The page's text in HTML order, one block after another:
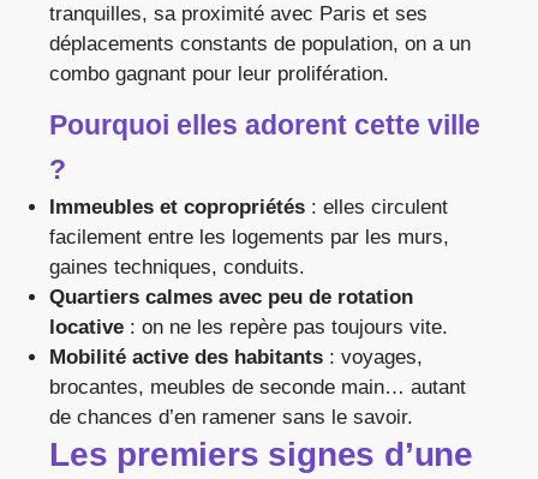
tranquilles, sa proximité avec Paris et ses
déplacements constants de population, on a un
combo gagnant pour leur prolifération.
Pourquoi elles adorent cette ville
?
Immeubles et copropriétés : elles circulent
facilement entre les logements par les murs,
gaines techniques, conduits.
Quartiers calmes avec peu de rotation
locative : on ne les repère pas toujours vite.
Mobilité active des habitants : voyages,
brocantes, meubles de seconde main… autant
de chances d’en ramener sans le savoir.
Les premiers signes d’une